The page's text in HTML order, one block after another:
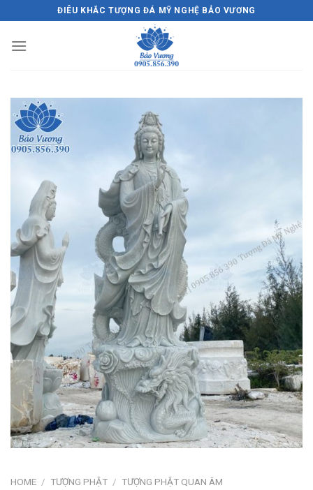
to
content
ĐIÊU KHẮC TƯỢNG ĐÁ MỸ NGHỆ BẢO VƯƠNG
HOME / TƯỢNG PHẬT / TƯỢNG PHẬT QUAN ÂM